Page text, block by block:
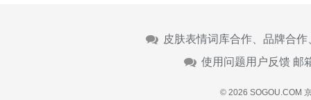
皮肤表情词库合作、品牌合
使用问题用户反馈 邮
© 2026 SOGOU.COM